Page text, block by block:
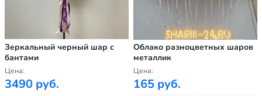
Зеркальный черный шар с
бантами
Цена:
3490 руб.
Облако разноцветных шаров
металлик
Цена:
165 руб.